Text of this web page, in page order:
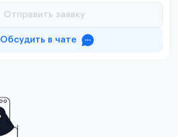
Отправить заявку
Обсудить в чате